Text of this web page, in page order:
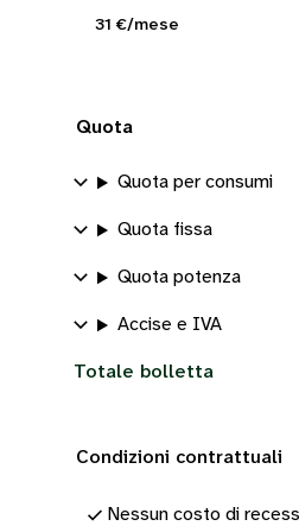
31 €/mese
Quota
Quota per consumi
Quota fissa
Quota potenza
Accise e IVA
Totale bolletta
Condizioni contrattuali
Nessun costo di